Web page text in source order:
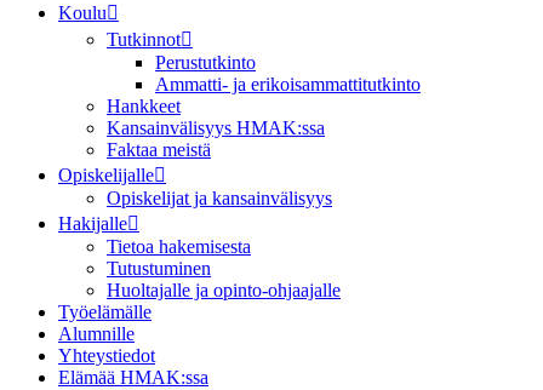
Koulu
Tutkinnot
Perustutkinto
Ammatti- ja erikoisammattitutkinto
Hankkeet
Kansainvälisyys HMAK:ssa
Faktaa meistä
Opiskelijalle
Opiskelijat ja kansainvälisyys
Hakijalle
Tietoa hakemisesta
Tutustuminen
Huoltajalle ja opinto-ohjaajalle
Työelämälle
Alumnille
Yhteystiedot
Elämää HMAK:ssa